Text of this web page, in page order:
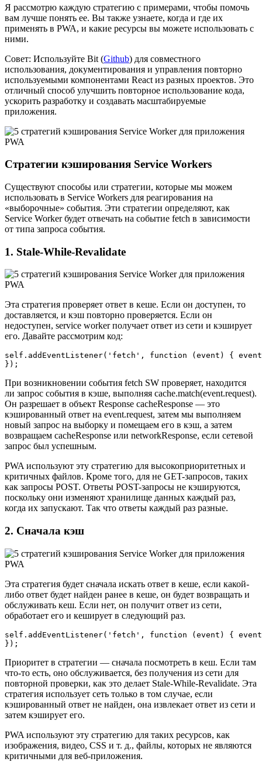
Я рассмотрю каждую стратегию с примерами, чтобы помочь
вам лучше понять ее. Вы также узнаете, когда и где их
применять в PWA, и какие ресурсы вы можете использовать с
ними.
Совет: Используйте Bit (Github) для совместного
использования, документирования и управления повторно
используемыми компонентами React из разных проектов. Это
отличный способ улучшить повторное использование кода,
ускорить разработку и создавать масштабируемые
приложения.
Стратегии кэширования Service Workers
Существуют способы или стратегии, которые мы можем
использовать в Service Workers для реагирования на
«выборочные» события. Эти стратегии определяют, как
Service Worker будет отвечать на событие fetch в зависимости
от типа запроса события.
1. Stale-While-Revalidate
Эта стратегия проверяет ответ в кеше. Если он доступен, то
доставляется, и кэш повторно проверяется. Если он
недоступен, service worker получает ответ из сети и кэширует
его. Давайте рассмотрим код:
self.addEventListener('fetch', function (event) {
});
При возникновении события fetch SW проверяет, находится
ли запрос события в кэше, выполняя cache.match(event.request).
Он разрешает в объект Response cacheResponse — это
кэшированный ответ на event.request, затем мы выполняем
новый запрос на выборку и помещаем его в кэш, а затем
возвращаем cacheResponse или networkResponse, если сетевой
запрос был успешным.
PWA используют эту стратегию для высокоприоритетных и
критичных файлов. Кроме того, для не GET-запросов, таких
как запросы POST. Ответы POST-запросы не кэшируются,
поскольку они изменяют хранилище данных каждый раз,
когда их запускают. Так что ответы каждый раз разные.
2. Сначала кэш
Эта стратегия будет сначала искать ответ в кеше, если какой-
либо ответ будет найден ранее в кеше, он будет возвращать и
обслуживать кеш. Если нет, он получит ответ из сети,
обработает его и кеширует в следующий раз.
self.addEventListener('fetch', function (event) {
});
Приоритет в стратегии — сначала посмотреть в кеш. Если там
что-то есть, оно обслуживается, без получения из сети для
повторной проверки, как это делает Stale-While-Revalidate. Эта
стратегия использует сеть только в том случае, если
кэшированный ответ не найден, она извлекает ответ из сети и
затем кэширует его.
PWA используют эту стратегию для таких ресурсов, как
изображения, видео, CSS и т. д., файлы, которых не являются
критичными для веб-приложения.